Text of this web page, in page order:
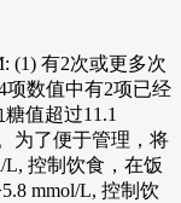
(1) 有2次或更多次
项数值中有2项已经
值超过11.1
为了便于管理，将
L, 控制饮食，在饭
mmol/L, 控制饮